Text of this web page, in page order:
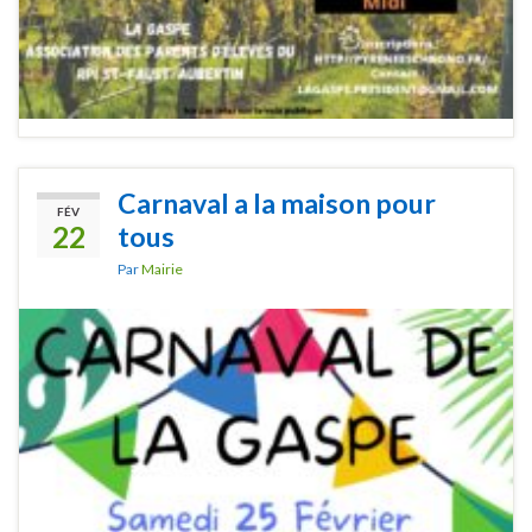
FÉV
22
Carnaval a la maison pour
tous
ParMairie